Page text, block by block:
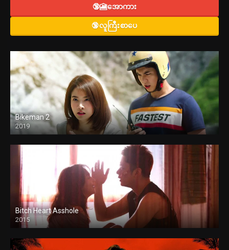
🔞🎦အောကား
🔞လူကြီးစာပေ
Bikeman 2
2019
Bitch Heart Asshole
2015